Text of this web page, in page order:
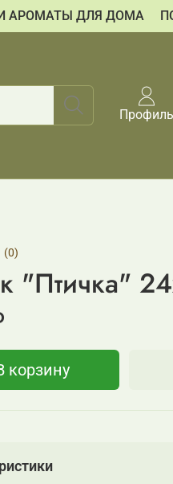
АРОМАТЫ ДЛЯ ДОМА
Профиль
(0)
"Птичка"
корзину